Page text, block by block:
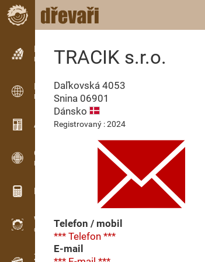
Inzerce
Řádková inzerce
Inzerce
Mezinárodní inzerce
Aktuality / Články
OPTI-TIMB
Pořezová schémata
Dřevařské kalkulačky
WoodProfi
Objem dřeva s AI
Záznamník
TRACIK s.r.o.
Daľkovská 4053
Snina 06901
Dánsko
Registrovaný : 2024
Telefon / mobil
*** Telefon ***
E-mail